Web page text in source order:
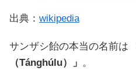
出典： wikipedia
サンザシ飴の本当の名前は
（Tánghúlu）」 。